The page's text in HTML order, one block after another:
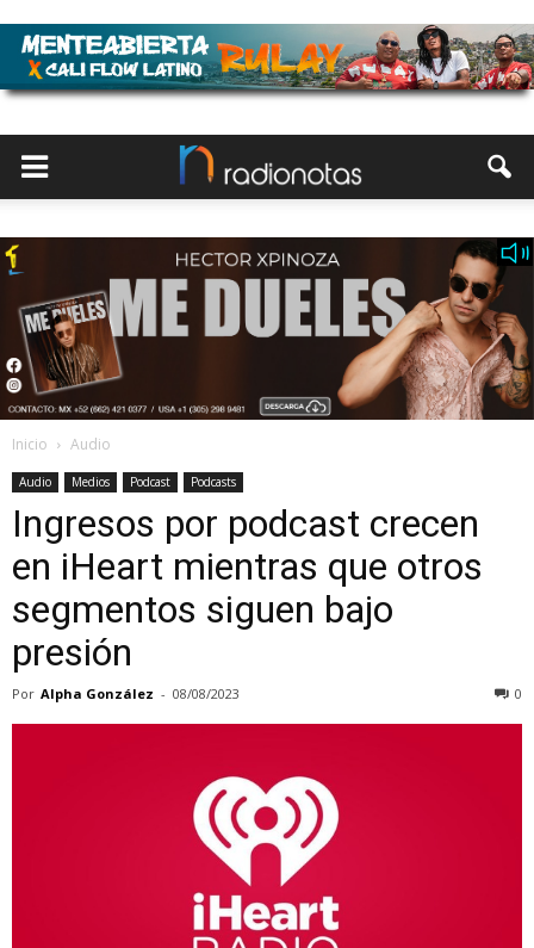
Inicio Audio
Audio Medios Podcast Podcasts
Ingresos por podcast crecen
en iHeart mientras que otros
segmentos siguen bajo
presión
Por Alpha González - 08/08/2023 0